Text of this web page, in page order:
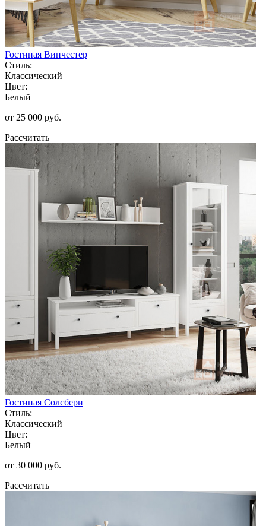
Гостиная Винчестер
Стиль:
Классический
Цвет:
Белый
от 25 000 руб.
Рассчитать
Гостиная Солсбери
Стиль:
Классический
Цвет:
Белый
от 30 000 руб.
Рассчитать